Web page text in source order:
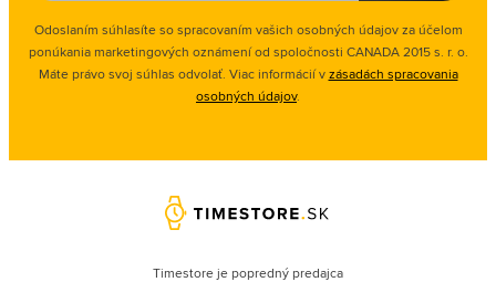
Odoslaním súhlasíte so spracovaním vašich osobných údajov za účelom
ponúkania marketingových oznámení od spoločnosti CANADA 2015 s. r. o.
Máte právo svoj súhlas odvolať. Viac informácií vzásadách spracovania
osobných údajov.
Timestore je popredný predajca